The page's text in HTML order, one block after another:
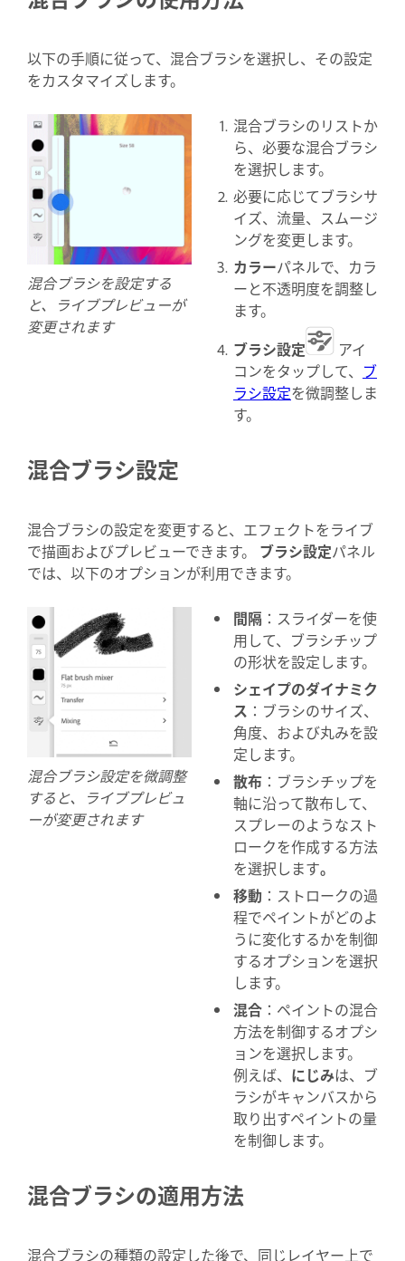
以下の手順に従って、混合ブラシを選択し、その設定
をカスタマイズします。
混合ブラシを設定する
と、ライブプレビューが
変更されます
混合ブラシのリストか
ら、必要な混合ブラシ
を選択します。
必要に応じてブラシサ
イズ、流量、スムージ
ングを変更します。
カラーパネルで、カラ
ーと不透明度を調整し
ます。
ブラシ設定
アイ
コンをタップして、 ブ
ラシ設定を微調整しま
す。
混合ブラシ設定
混合ブラシの設定を変更すると、エフェクトをライブ
で描画およびプレビューできます。 ブラシ設定パネル
では、以下のオプションが利用できます。
混合ブラシ設定を微調整
すると、ライブプレビュ
ーが変更されます
間隔 ：スライダーを使
用して、ブラシチップ
の形状を設定します。
シェイプのダイナミク
ス ：ブラシのサイズ、
角度、および丸みを設
定します。
散布 ：ブラシチップを
軸に沿って散布して、
スプレーのようなスト
ロークを作成する方法
を選択します。
移動 ：ストロークの過
程でペイントがどのよ
うに変化するかを制御
するオプションを選択
します。
混合 ：ペイントの混合
方法を制御するオプシ
ョンを選択します。
例えば、 にじみは、ブ
ラシがキャンバスから
取り出すペイントの量
を制御します。
混合ブラシの適用方法
混合ブラシの種類の設定した後で、同じレイヤー上で